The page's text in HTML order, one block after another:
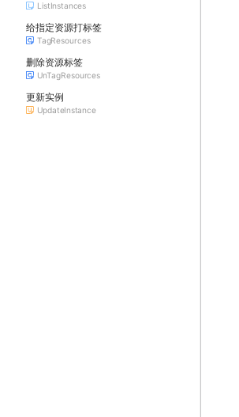
ListInstances
给指定资源打标签
TagResources
删除资源标签
UnTagResources
更新实例
UpdateInstance